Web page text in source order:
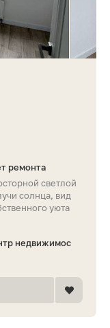
ремонта
светлой
солнца, вид
уюта
недвижимос